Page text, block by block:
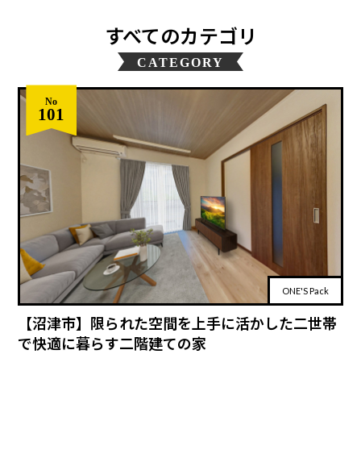
すべてのカテゴリ
CATEGORY
No
101
ONE'S Pack
【沼津市】限られた空間を上手に活かした二世帯
で快適に暮らす二階建ての家